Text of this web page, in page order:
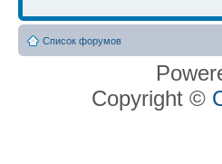
Список форумов
Copyright ©